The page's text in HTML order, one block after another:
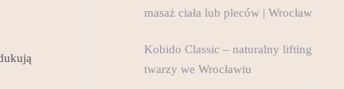
masaż ciała lub pleców | Wrocław
Kobido Classic – naturalny lifting
twarzy we Wrocławiu